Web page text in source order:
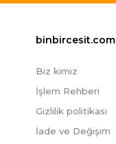
binbircesit.com
Biz kimiz
İşlem Rehberi
Gizlilik politikası
İade ve Değişim